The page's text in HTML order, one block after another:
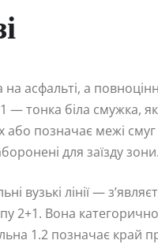
асфальті, а
— тонка біла смужка,
позначає межі
для заїзду зони.
вузькі лінії —
2+1. Вона категорично
1.2 позначає край